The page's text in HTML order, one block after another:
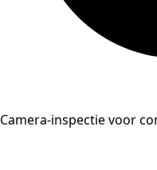
Camera-inspectie voor